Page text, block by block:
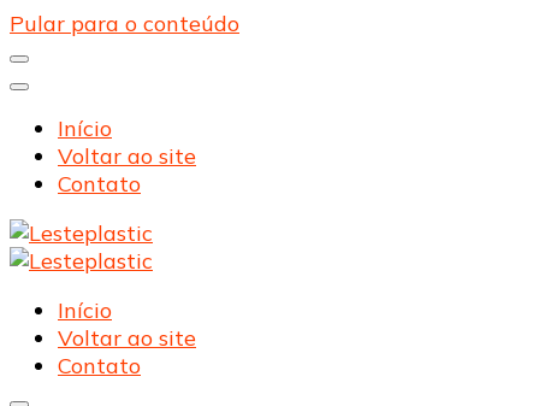
Pular para o conteúdo
Início
Voltar ao site
Contato
Lesteplastic
Blog – Lesteplastic
Lesteplastic
Blog – Lesteplastic
Início
Voltar ao site
Contato